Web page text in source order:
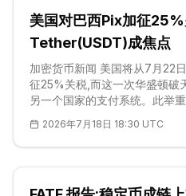
存款让资金继续留在银行资产
信贷创造功能。这是SWIFT成立
美国对巴西Pix加征
Tether(USDT)成焦点
加密货币新闻 美国将从7月22
征25%关税,而这一次华盛顿破
另一个国家的支付系统。此举
在最高法院推翻本届政府早前
争议的核心是巴西央行运营的
将其定性为对美国企业不公平
2026年7月18日 18:30 UTC